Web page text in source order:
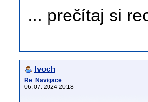
... prečítaj si
Ivoch
Re: Navigace
06. 07. 2024 20:18